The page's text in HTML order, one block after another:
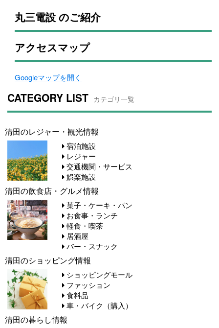
丸三電設 のご紹介
アクセスマップ
Googleマップを開く
CATEGORY LIST カテゴリ一覧
清田のレジャー・観光情報
宿泊施設
レジャー
交通機関・サービス
娯楽施設
清田の飲食店・グルメ情報
菓子・ケーキ・パン
お食事・ランチ
軽食・喫茶
居酒屋
バー・スナック
清田のショッピング情報
ショッピングモール
ファッション
食料品
車・バイク（購入）
清田の暮らし情報